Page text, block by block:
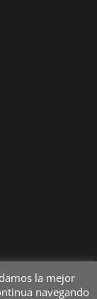
la mejor
navegando